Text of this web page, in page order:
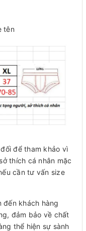
tên
để tham khảo vì
thích cá nhân mặc
cần tư vấn size
đến khách hàng
đảm bảo về chất
thể hiện sự sành